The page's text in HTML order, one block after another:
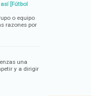
[Fútbol
o equipo
razones por
una
y a dirigir